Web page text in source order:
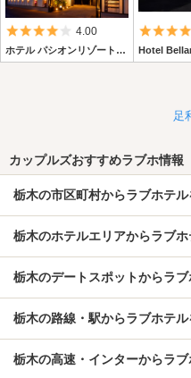
5つ星のうち4
4.00
ホテル パシオンリゾート 足利
足
カップルズおすすめラブホ情報
栃木の市区町村からラブホテ
栃木のホテルエリアからラブ
栃木のデートスポットからラ
栃木の路線・駅からラブホテ
栃木の高速・インターからラ